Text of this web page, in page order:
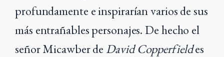
profundamente e inspirarían varios de sus
más entrañables personajes. De hecho el
señor Micawber de David Copperfieldes